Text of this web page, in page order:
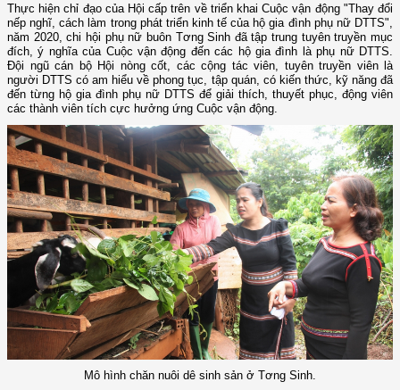
Thực hiện chỉ đạo của Hội cấp trên về triển khai Cuộc vận động "Thay đổi
nếp nghĩ, cách làm trong phát triển kinh tế của hộ gia đình phụ nữ DTTS",
năm 2020, chi hội phụ nữ buôn Tơng Sinh đã tập trung tuyên truyền mục
đích, ý nghĩa của Cuộc vận động đến các hộ gia đình là phụ nữ DTTS.
Đội ngũ cán bộ Hội nòng cốt, các cộng tác viên, tuyên truyền viên là
người DTTS có am hiểu về phong tục, tập quán, có kiến thức, kỹ năng đã
đến từng hộ gia đình phụ nữ DTTS để giải thích, thuyết phục, động viên
các thành viên tích cực hưởng ứng Cuộc vận động.
Mô hình chăn nuôi dê sinh sản ở Tơng Sinh.